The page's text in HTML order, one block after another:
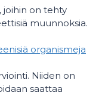
joihin on tehty
muunnoksia.
organismeja
Niiden on
saattaa